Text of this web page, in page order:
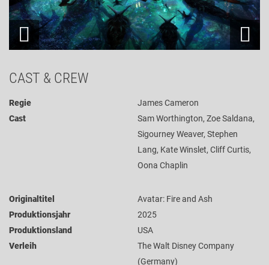
CAST & CREW
Regie
James Cameron
Cast
Sam Worthington, Zoe Saldana,
Sigourney Weaver, Stephen
Lang, Kate Winslet, Cliff Curtis,
Oona Chaplin
Originaltitel
Avatar: Fire and Ash
Produktionsjahr
2025
Produktionsland
USA
Verleih
The Walt Disney Company
(Germany)